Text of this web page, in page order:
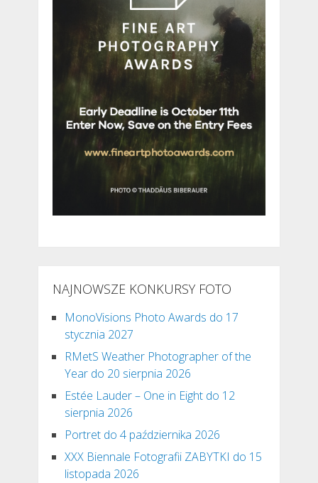
NAJNOWSZE KONKURSY FOTO
MonoVisions Photo Awards do 17
stycznia 2027
RMetS Weather Photographer of the
Year do 20 sierpnia 2026
Estée Lauder – One in Eight do 12
sierpnia 2026
Portret do 4 października 2026
XXX Biennale Fotografii ZABYTKI do 15
listopada 2026